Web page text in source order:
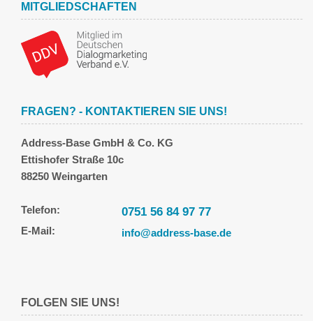
MITGLIEDSCHAFTEN
FRAGEN? - KONTAKTIEREN SIE UNS!
Address-Base GmbH & Co. KG
Ettishofer Straße 10c
88250 Weingarten
Telefon: 0751 56 84 97 77
E-Mail: info@address-base.de
FOLGEN SIE UNS!